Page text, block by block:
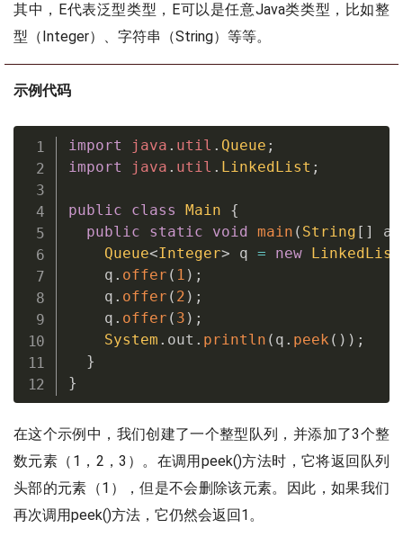
其中，E代表泛型类型，E可以是任意Java类类型，比如整
型（Integer）、字符串（String）等等。
示例代码
import java . util . Queue ;
import
java . util . LinkedList ;
public class Main
{
public
static void main ( String [ ]
Queue<Integer> q = new LinkedList
    q
. offer ( 1 ) ;
    q
. offer ( 2 ) ;
    q
. offer ( 3 ) ;
System . out . println ( q . peek ( ) ) ;
}
}
在这个示例中，我们创建了一个整型队列，并添加了3个整
数元素（1，2，3）。在调用peek()方法时，它将返回队列
头部的元素（1），但是不会删除该元素。因此，如果我们
再次调用peek()方法，它仍然会返回1。